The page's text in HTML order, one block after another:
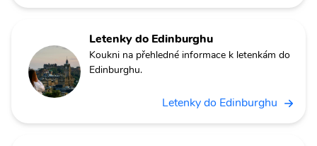
Letenky do Edinburghu
Koukni na přehledné informace k letenkám do
Edinburghu.
Letenky do Edinburghu